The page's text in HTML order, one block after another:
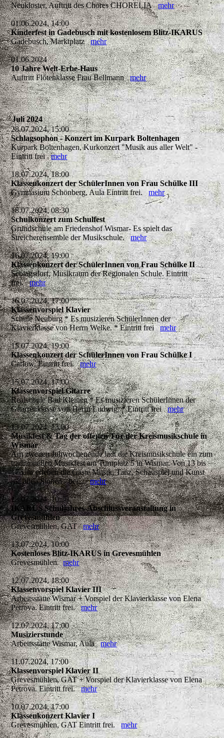
Neukloster, Auftritt des Chores CHORELIAmehr
01.06.2024, 14:00
Kinderfest in Gadebusch mit kostenlosem Blitz-IKARUS
Gadebusch, Marktplatzmehr
01.06.2024
10 Jahre Welt-Erbe-Haus
Auftritt Flötenklasse Frau Bellmannmehr
Juli 2024
28.07.2024, 15:00
Schlagsophon - Konzert im Kurpark Boltenhagen
Kurpark Boltenhagen, Kurkonzert "Musik aus aller Welt" -
Eintritt freimehr
18.07.2024, 18:00
Klassenkonzert der SchülerInnen von Frau Schülke III
Gymnasium Schönberg, Aula Eintritt frei.mehr
18.07.2024, 08:30
Schulkonzert zum Schulfest
Grundschule am Friedenshof Wismar- Es spielt das
Streicherensemble der Musikschule.mehr
16.07.2024, 19:00
Klassenkonzert der SchülerInnen von Frau Schülke II
Schlagsdorf, Musikraum der Regionalen Schule. Eintritt
frei.mehr
16.07.2024, 17:00
Klassenvorspiel Klavier
Schule Neuburg * Es musizieren SchülerInnen der
Klavierklasse von Herrn Welke. * Eintritt freimehr
15.07.2024, 19:00
Klassenkonzert der SchülerInnen von Frau Schülke I
Carlow, Eintritt frei.mehr
15.07.2024, 17:00
Klassenvorspiel Gitarre
Realschule Bad Kleinen * Es musizieren SchülerInnen der
Gitarrenklasse von Herrn Ludwig. * Eintritt freimehr
13.07.2024, 13:00
Musikfest & Tag der offenen Tür der Kreismusikschule in
Wismar
Am zweiten Juliwochenende lädt die Kreismusikschule ein zum
traditionellen Musikfest am Turnplatz 5 in Wismar. Von 13 bis
17 Uhr erleben die Gäste Musik, Tanz, Schauspiel und Kunst
mit allen Sinnen - bei...mehr
13.07.2024, 10:30
IKARUS Schuljahres-Abschlussveranstaltung in
Grevesmühlen
Grevesmühlen, GATmehr
13.07.2024, 10:00
Kostenloses Blitz-IKARUS in Grevesmühlen
Grevesmühlenmehr
12.07.2024, 18:00
Klassenvorspiel Klavier III
Arbeitsstätte Wismar + Vorspiel der Klavierklasse von Elena
Petrova. Eintritt frei.mehr
12.07.2024, 17:00
Musizierstunde
Arbeitsstätte Wismar, Aulamehr
11.07.2024, 17:00
Klassenvorspiel Klavier II
Grevesmühlen, GAT + Vorspiel der Klavierklasse von Elena
Petrova. Eintritt frei.mehr
10.07.2024, 17:00
Klassenkonzert Klavier I
Grevesmühlen, GAT Eintritt frei.mehr